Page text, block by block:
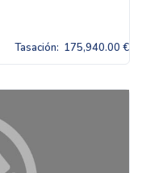
Tasación: 175,940.00 €